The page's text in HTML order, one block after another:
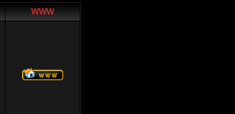
WWW